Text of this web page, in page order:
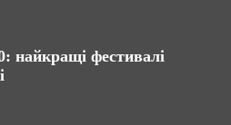
найкращі фестивалі